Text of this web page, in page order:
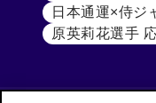
日本通運×侍ジ
原英莉花選手